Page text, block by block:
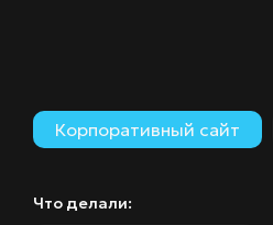
Корпоративный сайт
Что делали: